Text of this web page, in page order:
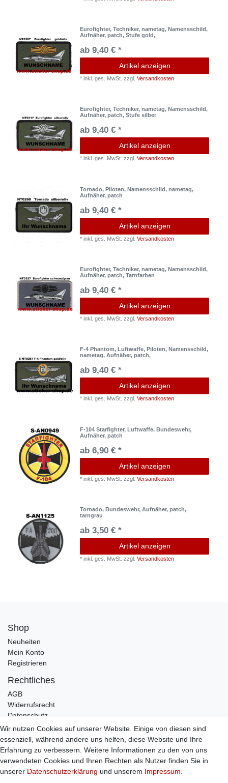
Eurofighter, Techniker, nametag, Namensschild,
Aufnäher, patch, Stufe gold,
ab 9,40 € *
Artikel anzeigen
*inkl. ges. MwSt. zzgl.Versandkosten
Eurofighter, Techniker, nametag, Namensschild,
Aufnäher, patch, Stufe silber
ab 9,40 € *
Artikel anzeigen
*inkl. ges. MwSt. zzgl.Versandkosten
Tornado, Piloten, Namensschild, nametag,
Aufnäher, patch
ab 9,40 € *
Artikel anzeigen
*inkl. ges. MwSt. zzgl.Versandkosten
Eurofighter, Techniker, nametag, Namensschild,
Aufnäher, patch, Tarnfarben
ab 9,40 € *
Artikel anzeigen
*inkl. ges. MwSt. zzgl.Versandkosten
F-4 Phantom, Luftwaffe, Piloten, Namensschild,
nametag, Aufnäher, patch,
ab 9,40 € *
Artikel anzeigen
*inkl. ges. MwSt. zzgl.Versandkosten
F-104 Starfighter, Luftwaffe, Bundeswehr,
Aufnäher, patch
ab 6,90 € *
Artikel anzeigen
*inkl. ges. MwSt. zzgl.Versandkosten
Tornado, Bundeswehr, Aufnäher, patch,
tarngrau
ab 3,50 € *
Artikel anzeigen
*inkl. ges. MwSt. zzgl.Versandkosten
Shop
Neuheiten
Mein Konto
Registrieren
Rechtliches
AGB
Widerrufsrecht
Datenschutz
Impressum
Infos
Zahlung / Versand
Individuelle Anfertigung
Wir nutzen Cookies auf unserer Website. Einige von diesen sind
essenziell, während andere uns helfen, diese Website und Ihre
Erfahrung zu verbessern. Weitere Informationen zu den von uns
verwendeten Cookies und Ihren Rechten als Nutzer finden Sie in
unserer Daten­schutz­erklärung und unserem Impressum